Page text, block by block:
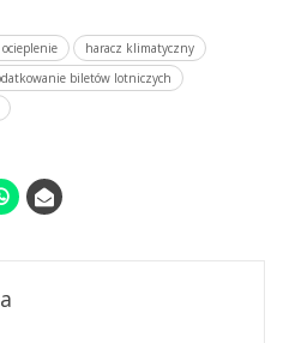
haracz klimatyczny
biletów lotniczych